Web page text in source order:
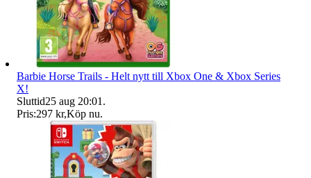
Barbie Horse Trails - Helt nytt till Xbox One & Xbox Series
X!
Sluttid25 aug 20:01 .
Pris:297 kr,Köp nu.